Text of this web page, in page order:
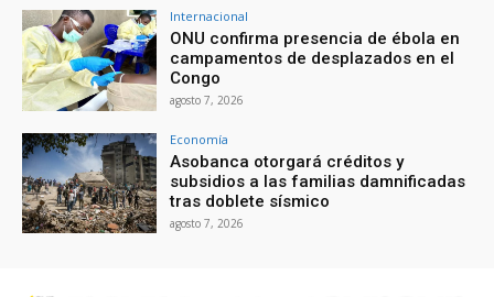
Internacional
ONU confirma presencia de ébola en
campamentos de desplazados en el
Congo
agosto 7, 2026
Economía
Asobanca otorgará créditos y
subsidios a las familias damnificadas
tras doblete sísmico
agosto 7, 2026